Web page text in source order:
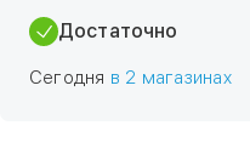
Достаточно
Сегодня в 2 магазинах